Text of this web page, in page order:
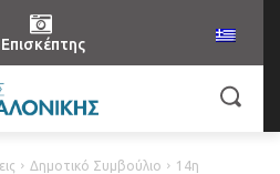
Επισκέπτης
Δημοτικό Συμβούλιο
14η